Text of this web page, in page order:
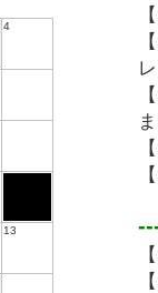
4
13